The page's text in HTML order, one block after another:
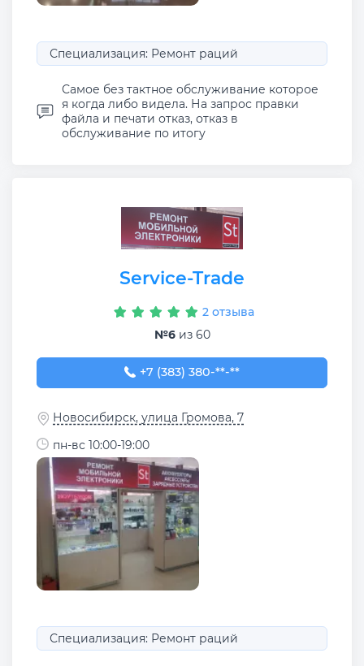
Специализация: Ремонт раций
Самое без тактное обслуживание которое
я когда либо видела. На запрос правки
файла и печати отказ, отказ в
обслуживание по итогу
Service-Trade
2 отзыва
№6из 60
+7 (383) 380-15-74
+7 (383) 380-**-**
Новосибирск, улица Громова, 7
пн-вс 10:00-19:00
Специализация: Ремонт раций